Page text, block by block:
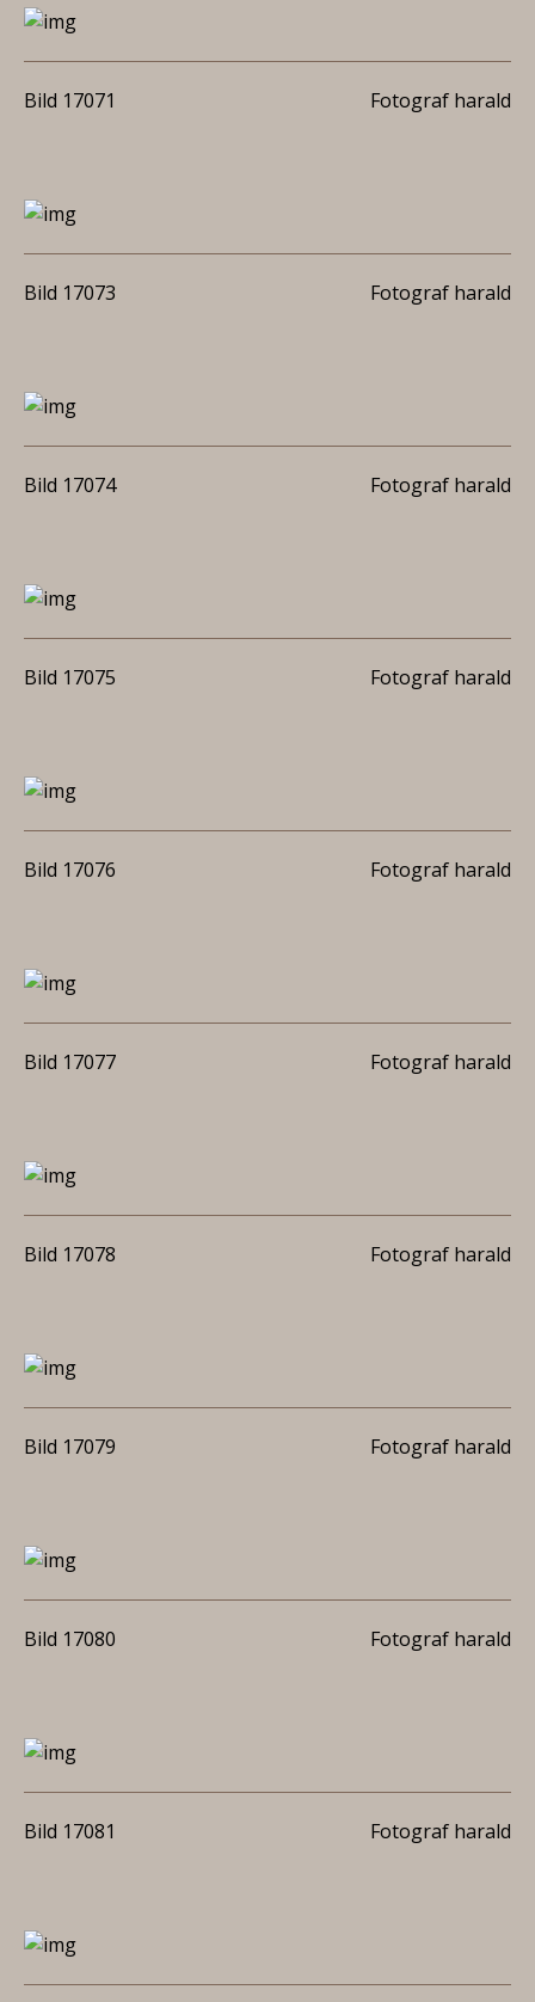
Bild 17071 Fotograf harald
Bild 17073 Fotograf harald
Bild 17074 Fotograf harald
Bild 17075 Fotograf harald
Bild 17076 Fotograf harald
Bild 17077 Fotograf harald
Bild 17078 Fotograf harald
Bild 17079 Fotograf harald
Bild 17080 Fotograf harald
Bild 17081 Fotograf harald